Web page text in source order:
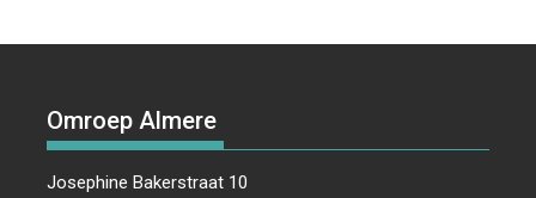
Omroep Almere
Josephine Bakerstraat 10